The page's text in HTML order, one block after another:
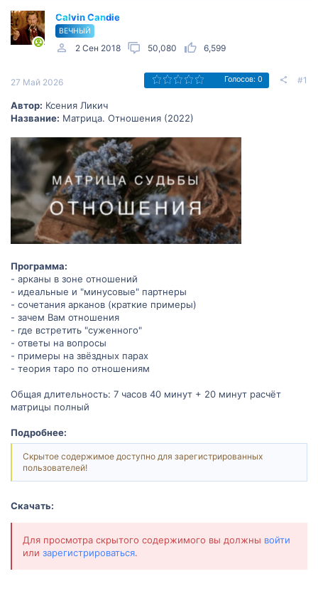
Calvin Candie
ВЕЧНЫЙ
2 Сен 2018 50,080 6,599
27 Май 2026 Голосов: 0 #1
Автор: Ксения Ликич
Название: Матрица. Отношения (2022)
Программа:
- арканы в зоне отношений
- идеальные и "минусовые" партнеры
- сочетания арканов (краткие примеры)
- зачем Вам отношения
- где встретить "суженного"
- ответы на вопросы
- примеры на звёздных парах
- теория таро по отношениям
Общая длительность: 7 часов 40 минут + 20 минут расчёт
матрицы полный
Подробнее:
Скрытое содержимое доступно для зарегистрированных
пользователей!
Скачать:
Для просмотра скрытого содержимого вы должны войти
или зарегистрироваться.